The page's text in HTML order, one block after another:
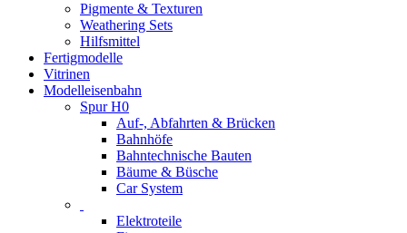
Pigmente & Texturen
Weathering Sets
Hilfsmittel
Fertigmodelle
Vitrinen
Modelleisenbahn
Spur H0
Auf-, Abfahrten & Brücken
Bahnhöfe
Bahntechnische Bauten
Bäume & Büsche
Car System
Elektroteile